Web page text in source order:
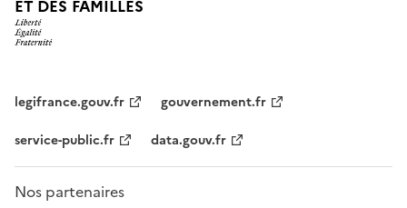
ET DES FAMILLES
legifrance.gouv.fr
gouvernement.fr
service-public.fr
data.gouv.fr
Nos partenaires